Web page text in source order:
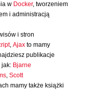
w Docker, tworzeniem
i administracją
i stron
, Ajax to mamy
publikacje
jak: Bjarne
, Scott
mamy także książki